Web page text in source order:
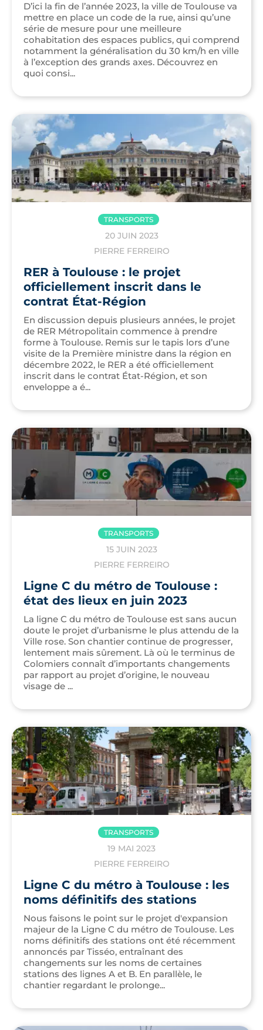
D’ici la fin de l’année 2023, la ville de Toulouse va
mettre en place un code de la rue, ainsi qu’une
série de mesure pour une meilleure
cohabitation des espaces publics, qui comprend
notamment la généralisation du 30 km/h en ville
à l’exception des grands axes. Découvrez en
quoi consi...
TRANSPORTS
20 JUIN 2023
PIERRE FERREIRO
RER à Toulouse : le projet
officiellement inscrit dans le
contrat État-Région
En discussion depuis plusieurs années, le projet
de RER Métropolitain commence à prendre
forme à Toulouse. Remis sur le tapis lors d’une
visite de la Première ministre dans la région en
décembre 2022, le RER a été officiellement
inscrit dans le contrat État-Région, et son
enveloppe a é...
TRANSPORTS
15 JUIN 2023
PIERRE FERREIRO
Ligne C du métro de Toulouse :
état des lieux en juin 2023
La ligne C du métro de Toulouse est sans aucun
doute le projet d’urbanisme le plus attendu de la
Ville rose. Son chantier continue de progresser,
lentement mais sûrement. Là où le terminus de
Colomiers connaît d’importants changements
par rapport au projet d’origine, le nouveau
visage de ...
TRANSPORTS
19 MAI 2023
PIERRE FERREIRO
Ligne C du métro à Toulouse : les
noms définitifs des stations
Nous faisons le point sur le projet d'expansion
majeur de la Ligne C du métro de Toulouse. Les
noms définitifs des stations ont été récemment
annoncés par Tisséo, entraînant des
changements sur les noms de certaines
stations des lignes A et B. En parallèle, le
chantier regardant le prolonge...